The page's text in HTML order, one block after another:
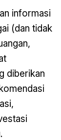
informasi
(dan tidak
diberikan